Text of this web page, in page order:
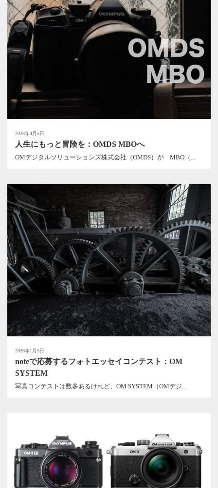
2026年4月5日
人生にもっと冒険を：OMDS MBOへ
OMデジタルソリューションズ株式会社（OMDS）が MBO（...
2026年1月5日
noteで応募するフォトエッセイコンテスト：OM
SYSTEM
写真コンテストは数多あるけれど、OM SYSTEM（OMデジ...